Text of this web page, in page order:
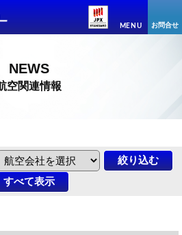
MENU お問合せ
NEWS
空関連情報
/* */ /* */